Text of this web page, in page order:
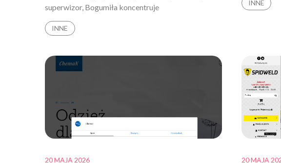
superwizor, Bogumiła koncentruje
INNE
INNE
Posted
20 MAJA 2026
Posted
20 MAJA